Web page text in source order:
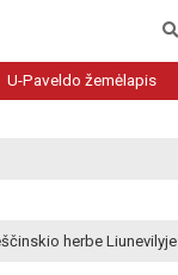
U-Paveldo žemėlapis
herbe Liunevilyje